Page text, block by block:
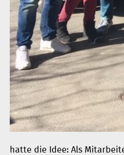
hatte die Idee: Als